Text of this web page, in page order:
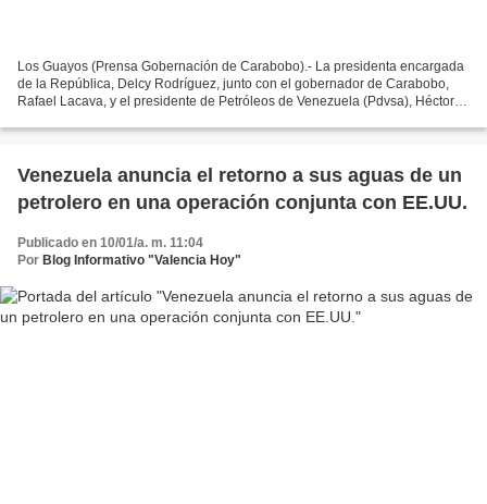
Los Guayos (Prensa Gobernación de Carabobo).- La presidenta encargada
de la República, Delcy Rodríguez, junto con el gobernador de Carabobo,
Rafael Lacava, y el presidente de Petróleos de Venezuela (Pdvsa), Héctor
Venezuela anuncia el retorno a sus aguas de un
petrolero en una operación conjunta con EE.UU.
Publicado en 10/01/a. m. 11:04
Por Blog Informativo "Valencia Hoy"